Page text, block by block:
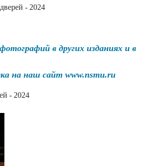
- 2024
в других изданиях и в
на наш сайт www.nsmu.ru
- 2024